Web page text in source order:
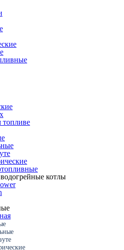
топливе
котлы